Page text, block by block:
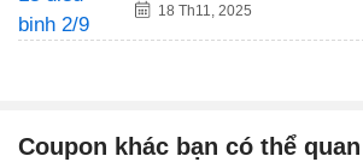
18 Th11, 2025
Coupon khác bạn có thể